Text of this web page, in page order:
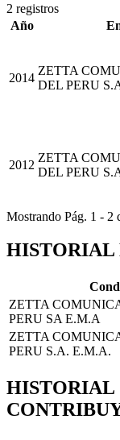
2 registros
Año
2014
ZETTA
DEL PERU
2012
ZETTA
DEL PERU
Mostrando Pág. 1 - 2
HISTORIAL
ZETTA
PERU SA E.M.A
ZETTA
PERU S.A. E.M.A.
HISTORIAL